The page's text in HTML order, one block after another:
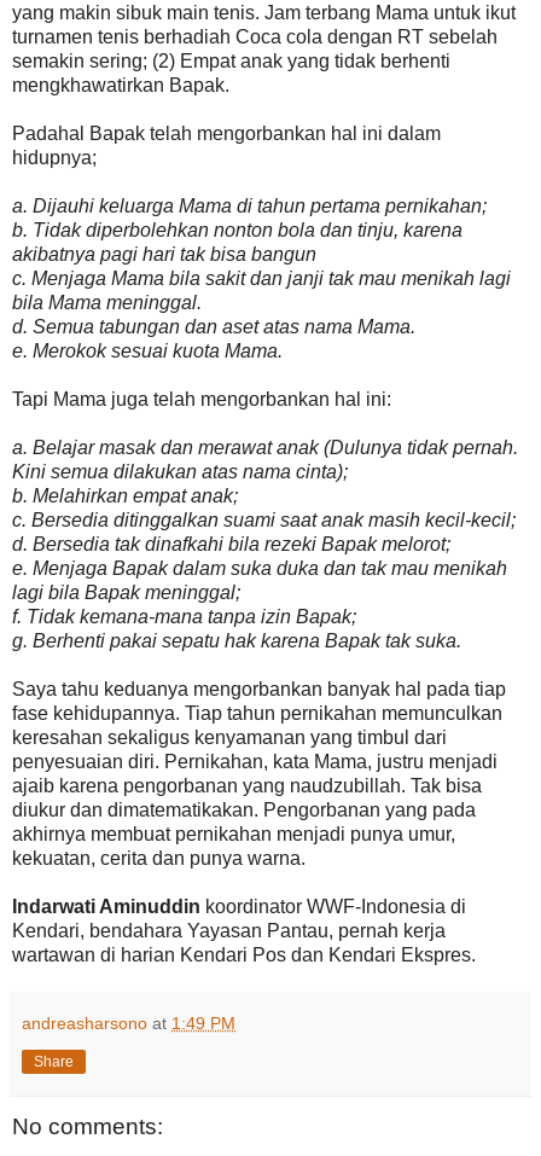
yang makin sibuk main tenis. Jam terbang Mama untuk ikut
turnamen tenis berhadiah Coca cola dengan RT sebelah
semakin sering; (2) Empat anak yang tidak berhenti
mengkhawatirkan Bapak.
Padahal Bapak telah mengorbankan hal ini dalam
hidupnya;
a. Dijauhi keluarga Mama di tahun pertama pernikahan;
b. Tidak diperbolehkan nonton bola dan tinju, karena
akibatnya pagi hari tak bisa bangun
c. Menjaga Mama bila sakit dan janji tak mau menikah lagi
bila Mama meninggal.
d. Semua tabungan dan aset atas nama Mama.
e. Merokok sesuai kuota Mama.
Tapi Mama juga telah mengorbankan hal ini:
a. Belajar masak dan merawat anak (Dulunya tidak pernah.
Kini semua dilakukan atas nama cinta);
b. Melahirkan empat anak;
c. Bersedia ditinggalkan suami saat anak masih kecil-kecil;
d. Bersedia tak dinafkahi bila rezeki Bapak melorot;
e. Menjaga Bapak dalam suka duka dan tak mau menikah
lagi bila Bapak meninggal;
f. Tidak kemana-mana tanpa izin Bapak;
g. Berhenti pakai sepatu hak karena Bapak tak suka.
Saya tahu keduanya mengorbankan banyak hal pada tiap
fase kehidupannya. Tiap tahun pernikahan memunculkan
keresahan sekaligus kenyamanan yang timbul dari
penyesuaian diri. Pernikahan, kata Mama, justru menjadi
ajaib karena pengorbanan yang naudzubillah. Tak bisa
diukur dan dimatematikakan. Pengorbanan yang pada
akhirnya membuat pernikahan menjadi punya umur,
kekuatan, cerita dan punya warna.
Indarwati Aminuddin koordinator WWF-Indonesia di
Kendari, bendahara Yayasan Pantau, pernah kerja
wartawan di harian Kendari Pos dan Kendari Ekspres.
andreasharsono at 1:49 PM
Share
No comments: